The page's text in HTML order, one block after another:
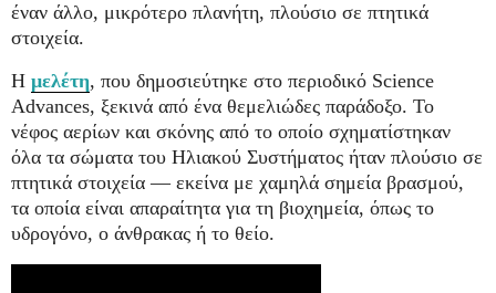
έναν άλλο, μικρότερο πλανήτη, πλούσιο σε πτητικά
στοιχεία.
Η μελέτη, που δημοσιεύτηκε στο περιοδικό Science
Advances, ξεκινά από ένα θεμελιώδες παράδοξο. Το
νέφος αερίων και σκόνης από το οποίο σχηματίστηκαν
όλα τα σώματα του Ηλιακού Συστήματος ήταν πλούσιο σε
πτητικά στοιχεία — εκείνα με χαμηλά σημεία βρασμού,
τα οποία είναι απαραίτητα για τη βιοχημεία, όπως το
υδρογόνο, ο άνθρακας ή το θείο.